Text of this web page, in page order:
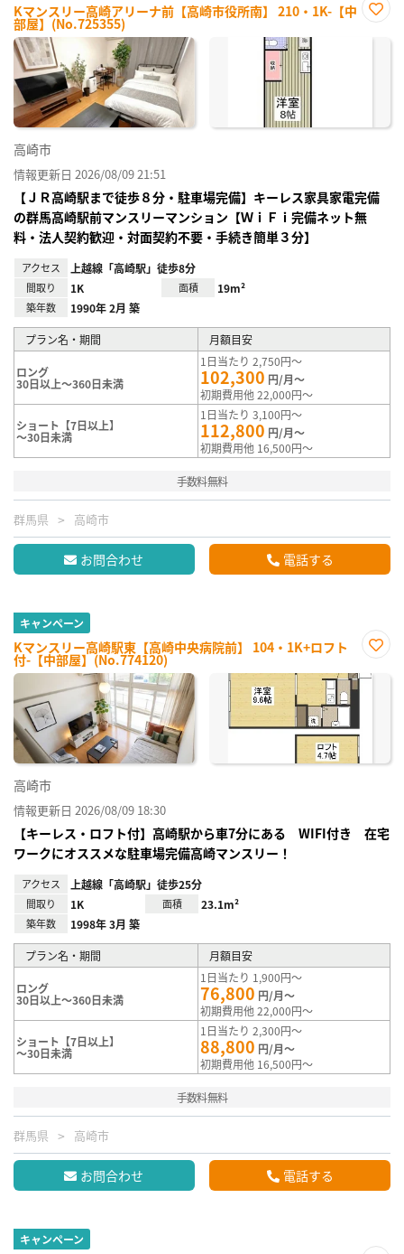
Kマンスリー高崎アリーナ前【高崎市役所南】 210・1K-【中
部屋】(No.725355)
に入
高崎市
情報更新日 2026/08/09 21:51
【ＪＲ高崎駅まで徒歩８分・駐車場完備】キーレス家具家電完備
の群馬高崎駅前マンスリーマンション【ＷｉＦｉ完備ネット無
料・法人契約歓迎・対面契約不要・手続き簡単３分】
アクセス 上越線「高崎駅」徒歩8分
間取り 1K 面積 19m²
築年数 1990年 2月 築
プラン名・期間 月額目安
ロング
30日以上～360日未満
1日当たり 2,750円～
102,300 円/月～
初期費用他 22,000円～
ショート【7日以上】
～30日未満
1日当たり 3,100円～
112,800 円/月～
初期費用他 16,500円～
手数料無料
群馬県 高崎市
お問合わせ 電話する
キャンペーン
Kマンスリー高崎駅東【高崎中央病院前】 104・1K+ロフト
付-【中部屋】(No.774120)
に入
高崎市
情報更新日 2026/08/09 18:30
【キーレス・ロフト付】高崎駅から車7分にある WIFI付き 在宅
ワークにオススメな駐車場完備高崎マンスリー！
アクセス 上越線「高崎駅」徒歩25分
間取り 1K 面積 23.1m²
築年数 1998年 3月 築
プラン名・期間 月額目安
ロング
30日以上～360日未満
1日当たり 1,900円～
76,800 円/月～
初期費用他 22,000円～
ショート【7日以上】
～30日未満
1日当たり 2,300円～
88,800 円/月～
初期費用他 16,500円～
手数料無料
群馬県 高崎市
お問合わせ 電話する
キャンペーン